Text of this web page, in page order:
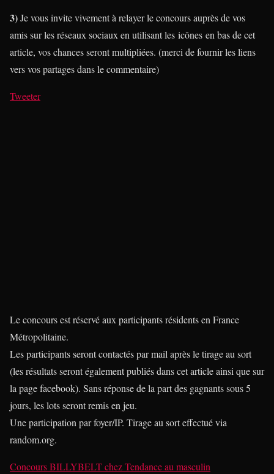
3)Je vous invite vivement à relayer le concours auprès de vos
amis sur les réseaux sociaux en utilisant les icônes en bas de cet
article, vos chances seront multipliées. (merci de fournir les liens
vers vos partages dans le commentaire)
Tweeter
Le concours est réservé aux participants résidents en France
Métropolitaine.
Les participants seront contactés par mail après le tirage au sort
(les résultats seront également publiés dans cet article ainsi que sur
la page facebook). Sans réponse de la part des gagnants sous 5
jours, les lots seront remis en jeu.
Une participation par foyer/IP. Tirage au sort effectué via
random.org.
Concours BILLYBELTchezTendance au masculin